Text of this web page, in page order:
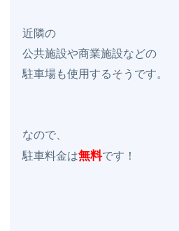
近隣の
公共施設や商業施設などの
駐車場も使用するそうです。
なので、
駐車料金は無料です！